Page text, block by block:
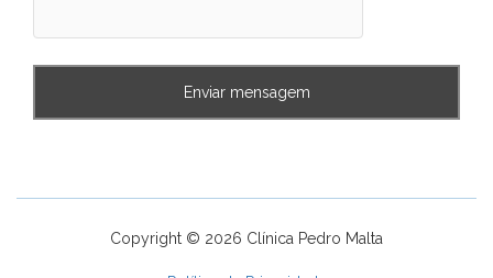
Copyright © 2026 Clínica Pedro Malta